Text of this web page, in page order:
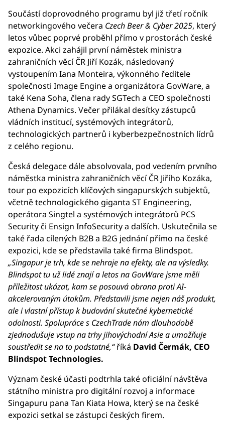
Součástí doprovodného programu byl již třetí ročník
networkingového večera Czech Beer & Cyber 2025, který
letos vůbec poprvé proběhl přímo v prostorách české
expozice. Akci zahájil první náměstek ministra
zahraničních věcí ČR Jiří Kozák, následovaný
vystoupením Iana Monteira, výkonného ředitele
společnosti Image Engine a organizátora GovWare, a
také Kena Soha, člena rady SGTech a CEO společnosti
Athena Dynamics. Večer přilákal desítky zástupců
vládních institucí, systémových integrátorů,
technologických partnerů i kyberbezpečnostních lídrů
z celého regionu.
Česká delegace dále absolvovala, pod vedením prvního
náměstka ministra zahraničních věcí ČR Jiřího Kozáka,
tour po expozicích klíčových singapurských subjektů,
včetně technologického giganta ST Engineering,
operátora Singtel a systémových integrátorů PCS
Security či Ensign InfoSecurity a dalších. Uskutečnila se
také řada cílených B2B a B2G jednání přímo na české
expozici, kde se představila také firma Blindspot.
„Singapur je trh, kde se nehraje na efekty, ale na výsledky.
Blindspot tu už lidé znají a letos na GovWare jsme měli
příležitost ukázat, kam se posouvá obrana proti AI-
akcelerovaným útokům. Představili jsme nejen náš produkt,
ale i vlastní přístup k budování skutečné kybernetické
odolnosti. Spolupráce s CzechTrade nám dlouhodobě
zjednodušuje vstup na trhy jihovýchodní Asie a umožňuje
soustředit se na to podstatné,“říká David Čermák, CEO
Blindspot Technologies.
Význam české účasti podtrhla také oficiální návštěva
státního ministra pro digitální rozvoj a informace
Singapuru pana Tan Kiata Howa, který se na české
expozici setkal se zástupci českých firem.